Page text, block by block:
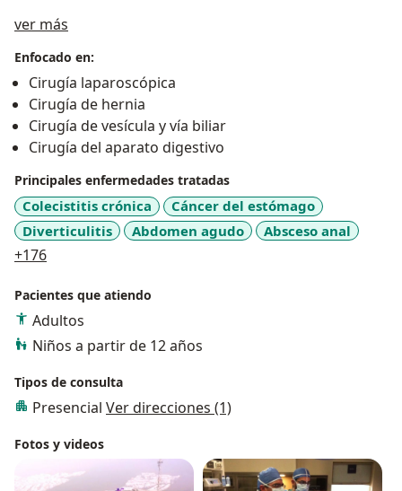
ver más
Enfocado en:
Cirugía laparoscópica
Cirugía de hernia
Cirugía de vesícula y vía biliar
Cirugía del aparato digestivo
Principales enfermedades tratadas
Colecistitis crónica
Cáncer del estómago
Diverticulitis
Abdomen agudo Absceso anal
+176a11y_sr_more_diseases
Pacientes que atiendo
Adultos
Niños a partir de 12 años
Tipos de consulta
Presencial Ver direcciones (1)
Fotos y videos